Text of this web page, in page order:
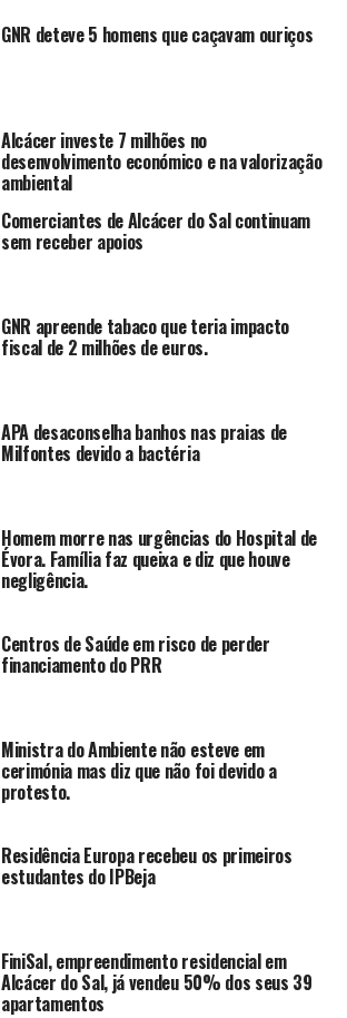
GNR deteve 5 homens que caçavam ouriços
Alcácer investe 7 milhões no
desenvolvimento económico e na valorização
ambiental
Comerciantes de Alcácer do Sal continuam
sem receber apoios
GNR apreende tabaco que teria impacto
fiscal de 2 milhões de euros.
APA desaconselha banhos nas praias de
Milfontes devido a bactéria
Homem morre nas urgências do Hospital de
Évora. Família faz queixa e diz que houve
negligência.
Centros de Saúde em risco de perder
financiamento do PRR
Ministra do Ambiente não esteve em
cerimónia mas diz que não foi devido a
protesto.
Residência Europa recebeu os primeiros
estudantes do IPBeja
FiniSal, empreendimento residencial em
Alcácer do Sal, já vendeu 50% dos seus 39
apartamentos